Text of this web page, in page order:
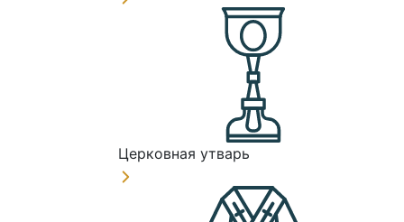
Церковная утварь